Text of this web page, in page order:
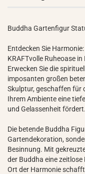
Buddha Gartenfigur
Entdecken Sie
KRAFTvolle Ruheoase
Erwecken Sie die
imposanten großen
Skulptur, geschaffen für
Ihrem Ambiente eine
und Gelassenheit fördert.
Die betende Buddha
Gartendekoration,
Besinnung. Mit
der Buddha eine zeitlose
Ort der Harmonie